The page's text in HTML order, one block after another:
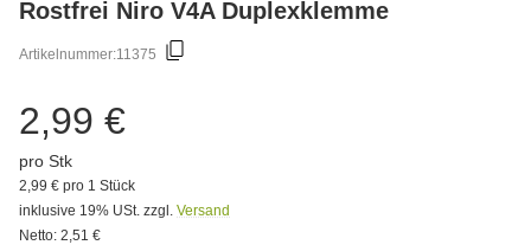
Rostfrei Niro V4A Duplexklemme
Artikelnummer:11375
2,99 €
pro Stk
2,99 € pro 1 Stück
inklusive 19% USt. zzgl. Versand
Netto: 2,51 €